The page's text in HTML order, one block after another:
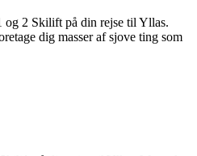
2 Skilift på din rejse til Yllas.
dig masser af sjove ting som